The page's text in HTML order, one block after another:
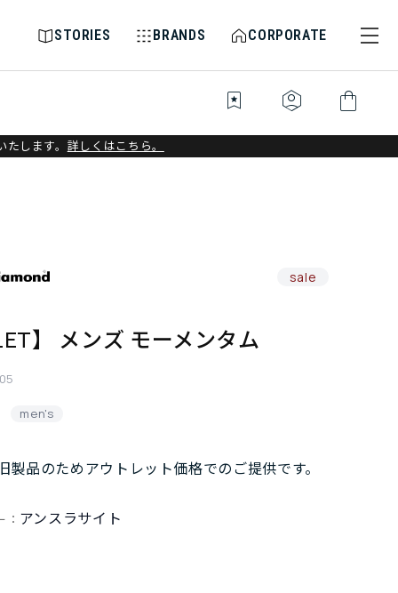
STORIES BRANDS CORPORATE
bookmark_star identity_platform shopping_bag
します。 詳しくはこちら。
sale
】 メンズ モーメンタム
men's
製品のためアウトレット価格でのご提供です。
： アンスラサイト